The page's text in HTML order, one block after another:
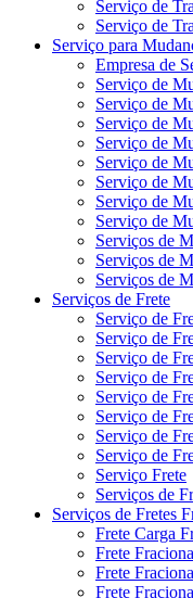
Serviço de
Serviço de
Serviço para
Empresa de
Serviço de
Serviço de
Serviço de
Serviço de
Serviço de
Serviço de
Serviço de
Serviço de
Serviços de
Serviços de
Serviços de
Serviços de Frete
Serviço de
Serviço de
Serviço de
Serviço de
Serviço de
Serviço de
Serviço de
Serviço de
Serviço Frete
Serviços de
Serviços de Fretes
Frete Carga
Frete
Frete
Frete